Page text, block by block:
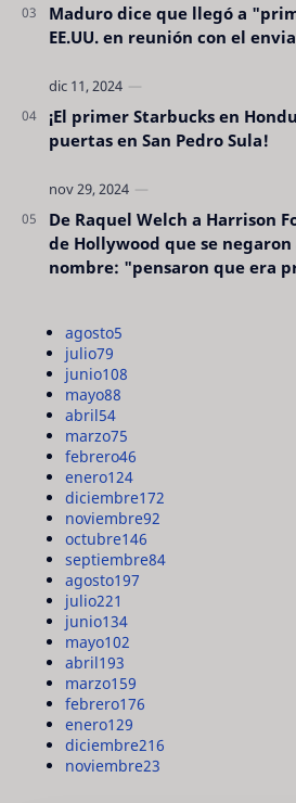
Maduro dice que llegó a
EE.UU. en reunión con el
¡El primer Starbucks en
puertas en San Pedro Sula!
De Raquel Welch a Harrison
de Hollywood que se
nombre: "pensaron que era
agosto5
julio79
junio108
mayo88
abril54
marzo75
febrero46
enero124
diciembre172
noviembre92
octubre146
septiembre84
agosto197
julio221
junio134
mayo102
abril193
marzo159
febrero176
enero129
diciembre216
noviembre23